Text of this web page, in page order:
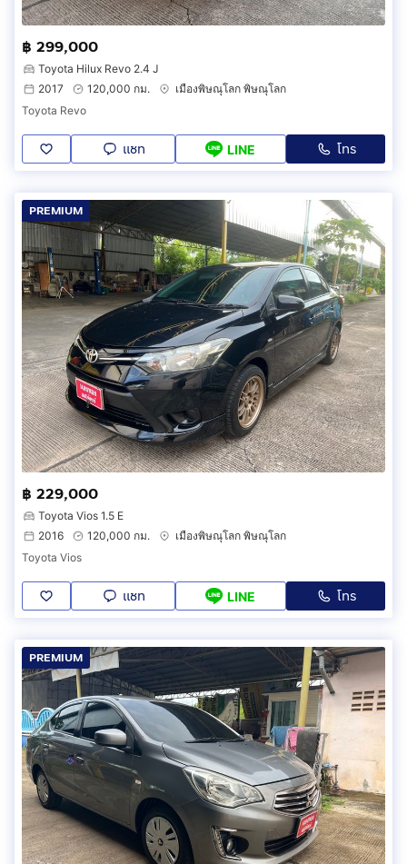
฿ 299,000
Toyota Hilux Revo 2.4 J
2017
120,000 กม.
เมืองพิษณุโลก พิษณุโลก
Toyota Revo
แชท LINE โทร
PREMIUM
฿ 229,000
Toyota Vios 1.5 E
2016
120,000 กม.
เมืองพิษณุโลก พิษณุโลก
Toyota Vios
แชท LINE โทร
PREMIUM